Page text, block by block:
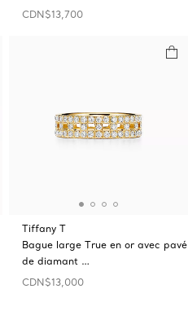
CDN$13,700
Tiffany T
Bague large True en or avec pavé
de diamant …
CDN$13,000